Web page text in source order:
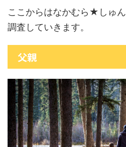
ここからはなかむら★しゅ
調査していきます。
父親